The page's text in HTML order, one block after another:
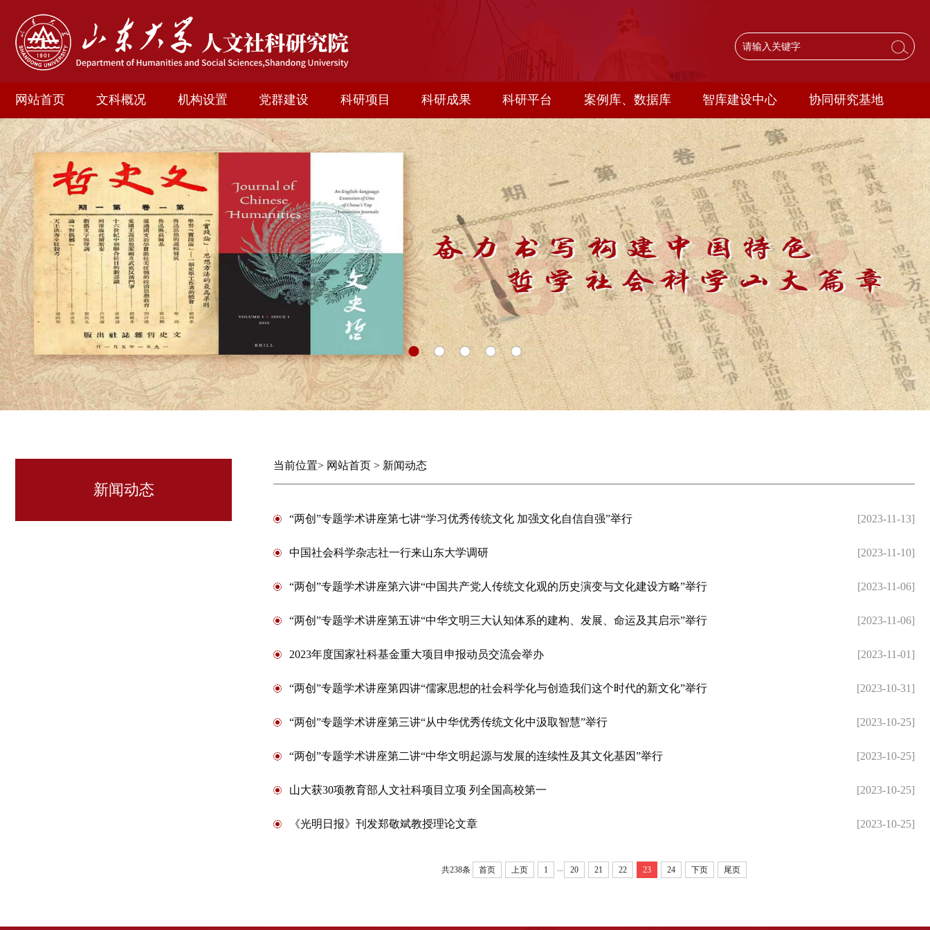
网站首页 文科概况 机构设置 党群建设 科研项目 科研成果 科研平台 案例库、数据库 智库建设中心 协同研究基地
新闻动态
当前位置> 网站首页 > 新闻动态
“两创”专题学术讲座第七讲“学习优秀传统文化 加强文化自信自强”举行 [2023-11-13]
中国社会科学杂志社一行来山东大学调研 [2023-11-10]
“两创”专题学术讲座第六讲“中国共产党人传统文化观的历史演变与文化建设方略”举行 [2023-11-06]
“两创”专题学术讲座第五讲“中华文明三大认知体系的建构、发展、命运及其启示”举行 [2023-11-06]
2023年度国家社科基金重大项目申报动员交流会举办 [2023-11-01]
“两创”专题学术讲座第四讲“儒家思想的社会科学化与创造我们这个时代的新文化”举行 [2023-10-31]
“两创”专题学术讲座第三讲“从中华优秀传统文化中汲取智慧”举行 [2023-10-25]
“两创”专题学术讲座第二讲“中华文明起源与发展的连续性及其文化基因”举行 [2023-10-25]
山大获30项教育部人文社科项目立项 列全国高校第一 [2023-10-25]
《光明日报》刊发郑敬斌教授理论文章 [2023-10-25]
共238条 首页 上页 1 ... 20 21 22 23 24 下页 尾页